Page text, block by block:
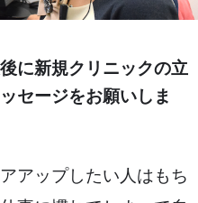
に新規クリニックの立
セージをお願いしま
アップしたい人はもち